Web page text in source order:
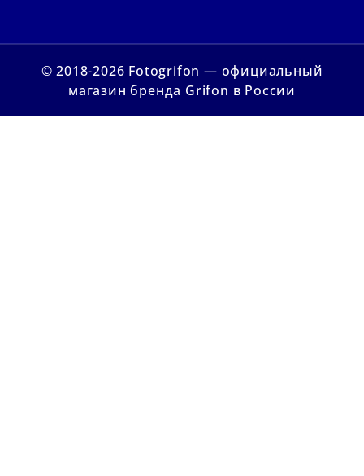
© 2018-2026 Fotogrifon — официальный
магазин бренда Grifon в России